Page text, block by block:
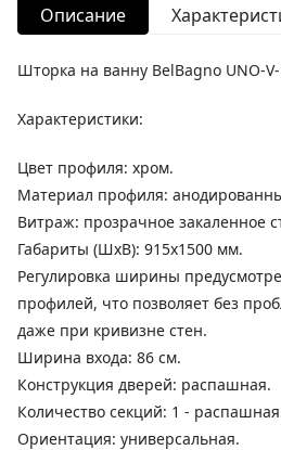
Описание
Шторка на ванну BelBagno UNO-V-
Характеристики:
Цвет профиля: хром.
Материал профиля:
Витраж: прозрачное закаленное
Габариты (ШхВ): 915х1500 мм.
Регулировка ширины
профилей, что позволяет без
даже при кривизне стен.
Ширина входа: 86 см.
Конструкция дверей: распашная.
Количество секций: 1 -
Ориентация: универсальная.